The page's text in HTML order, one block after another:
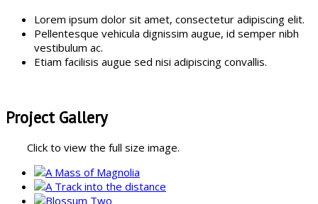
Lorem ipsum dolor sit amet, consectetur adipiscing elit.
Pellentesque vehicula dignissim augue, id semper nibh
vestibulum ac.
Etiam facilisis augue sed nisi adipiscing convallis.
Project Gallery
Click to view the full size image.